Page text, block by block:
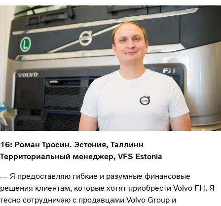
16: Роман Тросин. Эстония, Таллинн
Территориальный менеджер, VFS Estonia
— Я предоставляю гибкие и разумные финансовые
решения клиентам, которые хотят приобрести Volvo FH. Я
тесно сотрудничаю с продавцами Volvo Group и